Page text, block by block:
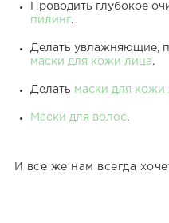
Проводить глубокое
пилинг.
Делать увлажняющие,
маски для кожи лица.
Делать маски для кожи
Маски для волос.
И все же нам всегда